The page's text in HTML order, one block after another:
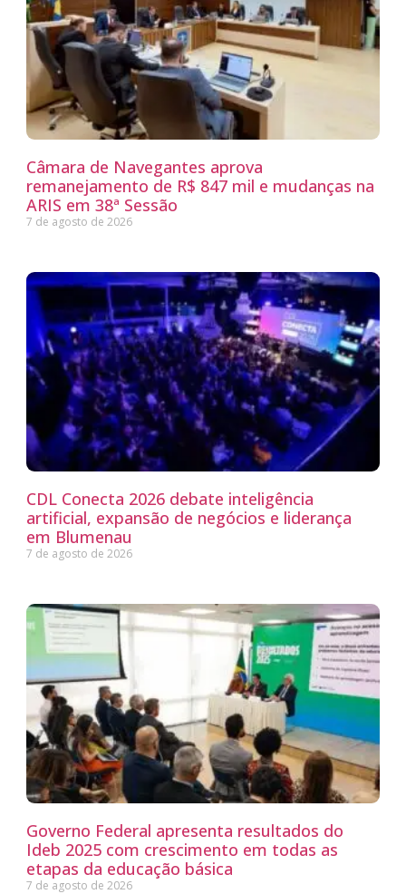
Câmara de Navegantes aprova
remanejamento de R$ 847 mil e mudanças na
ARIS em 38ª Sessão
7 de agosto de 2026
CDL Conecta 2026 debate inteligência
artificial, expansão de negócios e liderança
em Blumenau
7 de agosto de 2026
Governo Federal apresenta resultados do
Ideb 2025 com crescimento em todas as
etapas da educação básica
7 de agosto de 2026